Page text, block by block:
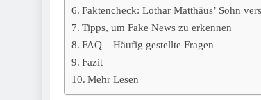
Faktencheck: Lothar Matthäus’ Sohn
Tipps, um Fake News zu erkennen
FAQ – Häufig gestellte Fragen
Fazit
Mehr Lesen